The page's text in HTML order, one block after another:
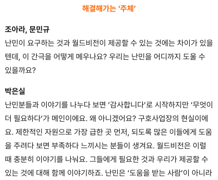
해결해가는 ‘주체’
조아라, 문민규
난민이 요구하는 것과 월드비전이 제공할 수 있는 것에는 차이가 있을
텐데, 이 간극을 어떻게 메우나요? 우리는 난민을 어디까지 도울 수
있을까요?
박은실
난민분들과 이야기를 나누다 보면 ‘감사합니다’로 시작하지만 ‘무엇이
더 필요하다’가 메인이에요. 왜 아니겠어요? 구호사업장의 현실이에
요. 제한적인 자원으로 가장 급한 곳 먼저, 되도록 많은 이들에게 도움
을 주려다 보면 부족하다 느끼시는 분들이 생겨요. 월드비전은 이럴
때 충분히 이야기를 나눠요. 그들에게 필요한 것과 우리가 제공할 수
있는 것에 대해 함께 이야기하죠. 난민은 ‘도움을 받는 사람’이 아니라